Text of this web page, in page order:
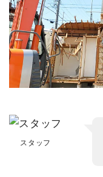
スタッフ